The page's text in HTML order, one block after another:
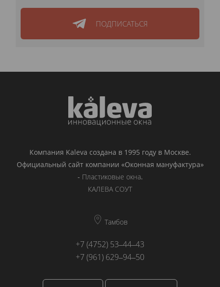
ПОДПИСАТЬСЯ
Компания Kaleva создана в 1995 году в Москве.
Официальный сайт компании «Оконная мануфактура»
- Пластиковые окна.
КАЛЕВА СОУТ
Тамбов
+7 (4752) 53‒44‒43
+7 (961) 629‒94‒50